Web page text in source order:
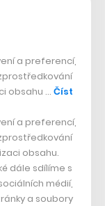
neukotvený
jsou
tlumené
a preferencí,
obsahu … Číst
a preferencí,
obsahu.
dále sdílíme s
médií,
a soubory